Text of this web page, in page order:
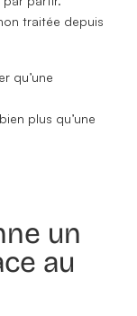
traitée depuis
qu’une
plus qu’une
un
au